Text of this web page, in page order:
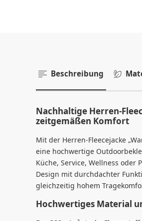
Beschreibung
Nachhaltige Herren-
zeitgemäßen Komfort
Mit der Herren-Fleecejacke
eine hochwertige
Küche, Service, Wellness
Design mit durchdachter
gleichzeitig hohem
Hochwertiges Material